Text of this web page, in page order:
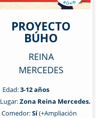
PROYECTO
BÚHO
REINA
MERCEDES
Edad:3-12 años
Lugar:Zona Reina Mercedes.
Comedor:Sí(+Ampliación